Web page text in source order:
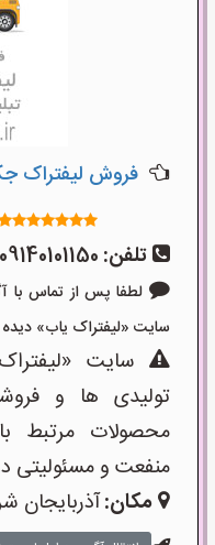
فروش لیفتراک
تلفن: 09140101150
لطفا پس از تماس با
سایت «لیفتراک یاب» دیده ام و کد
سایت
تولیدی ها و
محصولات مرتبط
منفعت و مسئولیتی
مکان:آذربایجان